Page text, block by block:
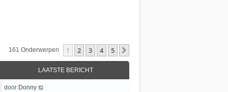
161 Onderwerpen 1 2 3 4 5
LAATSTE BERICHT
L
door Donny